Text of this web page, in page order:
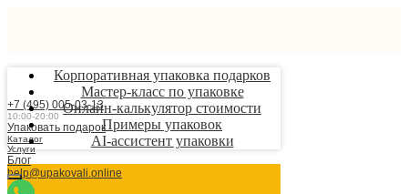
+7 (495) 005-03-13
10:00-20:00
Упаковать подарок
Каталог
Услуги
Блог
help@upakovali.online
Корпоративная упаковка подарков
Мастер-класс по упаковке
Онлайн-калькулятор стоимости
Примеры упаковок
AI-ассистент упаковки